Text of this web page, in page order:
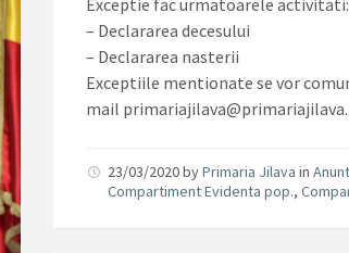
Exceptie fac urmatoarele activitati:
– Declararea decesului
– Declararea nasterii
Exceptiile mentionate se vor
mail
23/03/2020byPrimaria Jilava in
Compartiment Evidenta pop.,